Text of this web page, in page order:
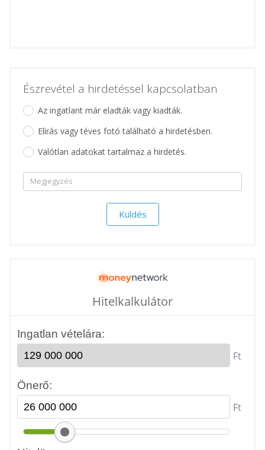
Észrevétel a hirdetéssel kapcsolatban
Az ingatlant már eladták vagy kiadták.
Elírás vagy téves fotó található a hirdetésben.
Valótlan adatokat tartalmaz a hirdetés.